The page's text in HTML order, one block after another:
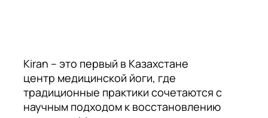
Kiran – это первый в Казахстане
центр медицинской йоги, где
традиционные практики сочетаются с
научным подходом к восстановлению